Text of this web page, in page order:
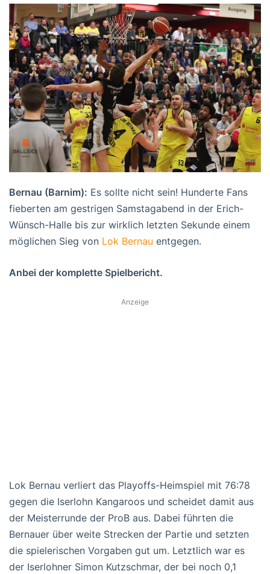
Bernau (Barnim): Es sollte nicht sein! Hunderte Fans
fieberten am gestrigen Samstagabend in der Erich-
Wünsch-Halle bis zur wirklich letzten Sekunde einem
möglichen Sieg von Lok Bernau entgegen.
Anbei der komplette Spielbericht.
Anzeige
Lok Bernau verliert das Playoffs-Heimspiel mit 76:78
gegen die Iserlohn Kangaroos und scheidet damit aus
der Meisterrunde der ProB aus. Dabei führten die
Bernauer über weite Strecken der Partie und setzten
die spielerischen Vorgaben gut um. Letztlich war es
der Iserlohner Simon Kutzschmar, der bei noch 0,1